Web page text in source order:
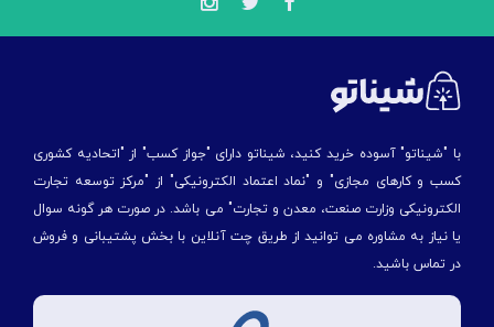
با "شیناتو" آسوده خرید کنید، شیناتو دارای "جواز کسب" از "اتحادیه کشوری
کسب و کارهای مجازی" و "نماد اعتماد الکترونیکی" از "مركز توسعه تجارت
الكترونیكی وزارت صنعت، معدن و تجارت" می باشد. در صورت هر گونه سوال
یا نیاز به مشاوره می توانید از طریق چت آنلاین با بخش پشتیبانی و فروش
در تماس باشید.